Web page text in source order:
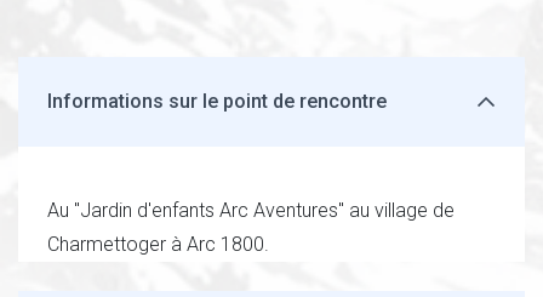
Informations sur le point de rencontre
Au "Jardin d'enfants Arc Aventures" au village de
Charmettoger à Arc 1800.